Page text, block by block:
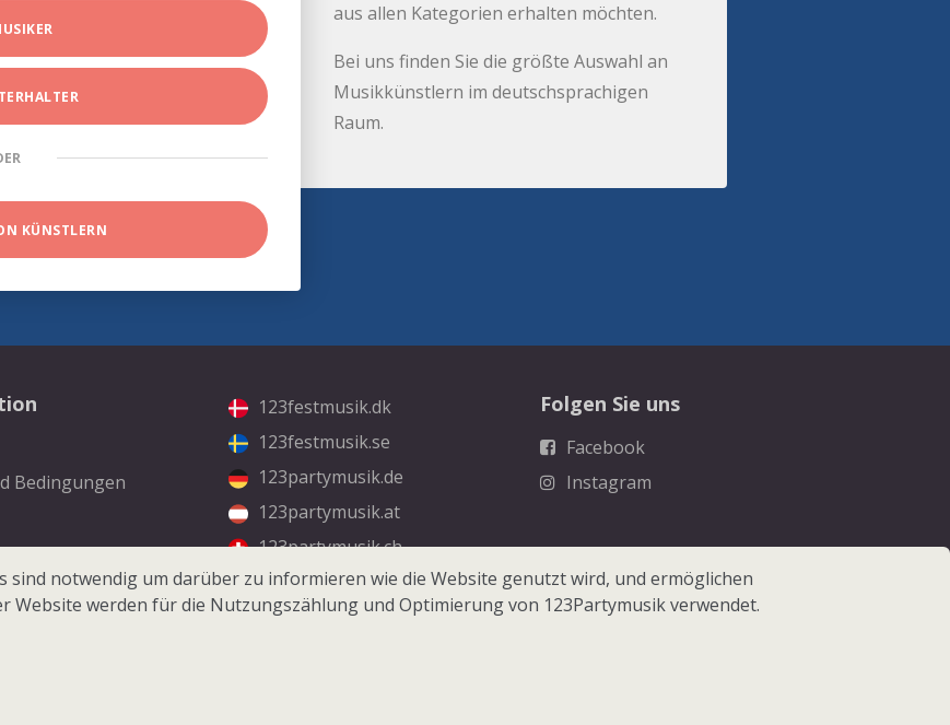
KÜNSTLERN
aus allen Kategorien erhalten möchten.
Bei uns finden Sie die größte Auswahl an
Musikkünstlern im deutschsprachigen
Raum.
Bedingungen
123festmusik.dk
123festmusik.se
123partymusik.de
123partymusik.at
123partymusik.ch
Folgen Sie uns
Facebook
Instagram
sind notwendig um darüber zu informieren wie die Website genutzt wird, und ermöglichen
Website werden für die Nutzungszählung und Optimierung von 123Partymusik verwendet.